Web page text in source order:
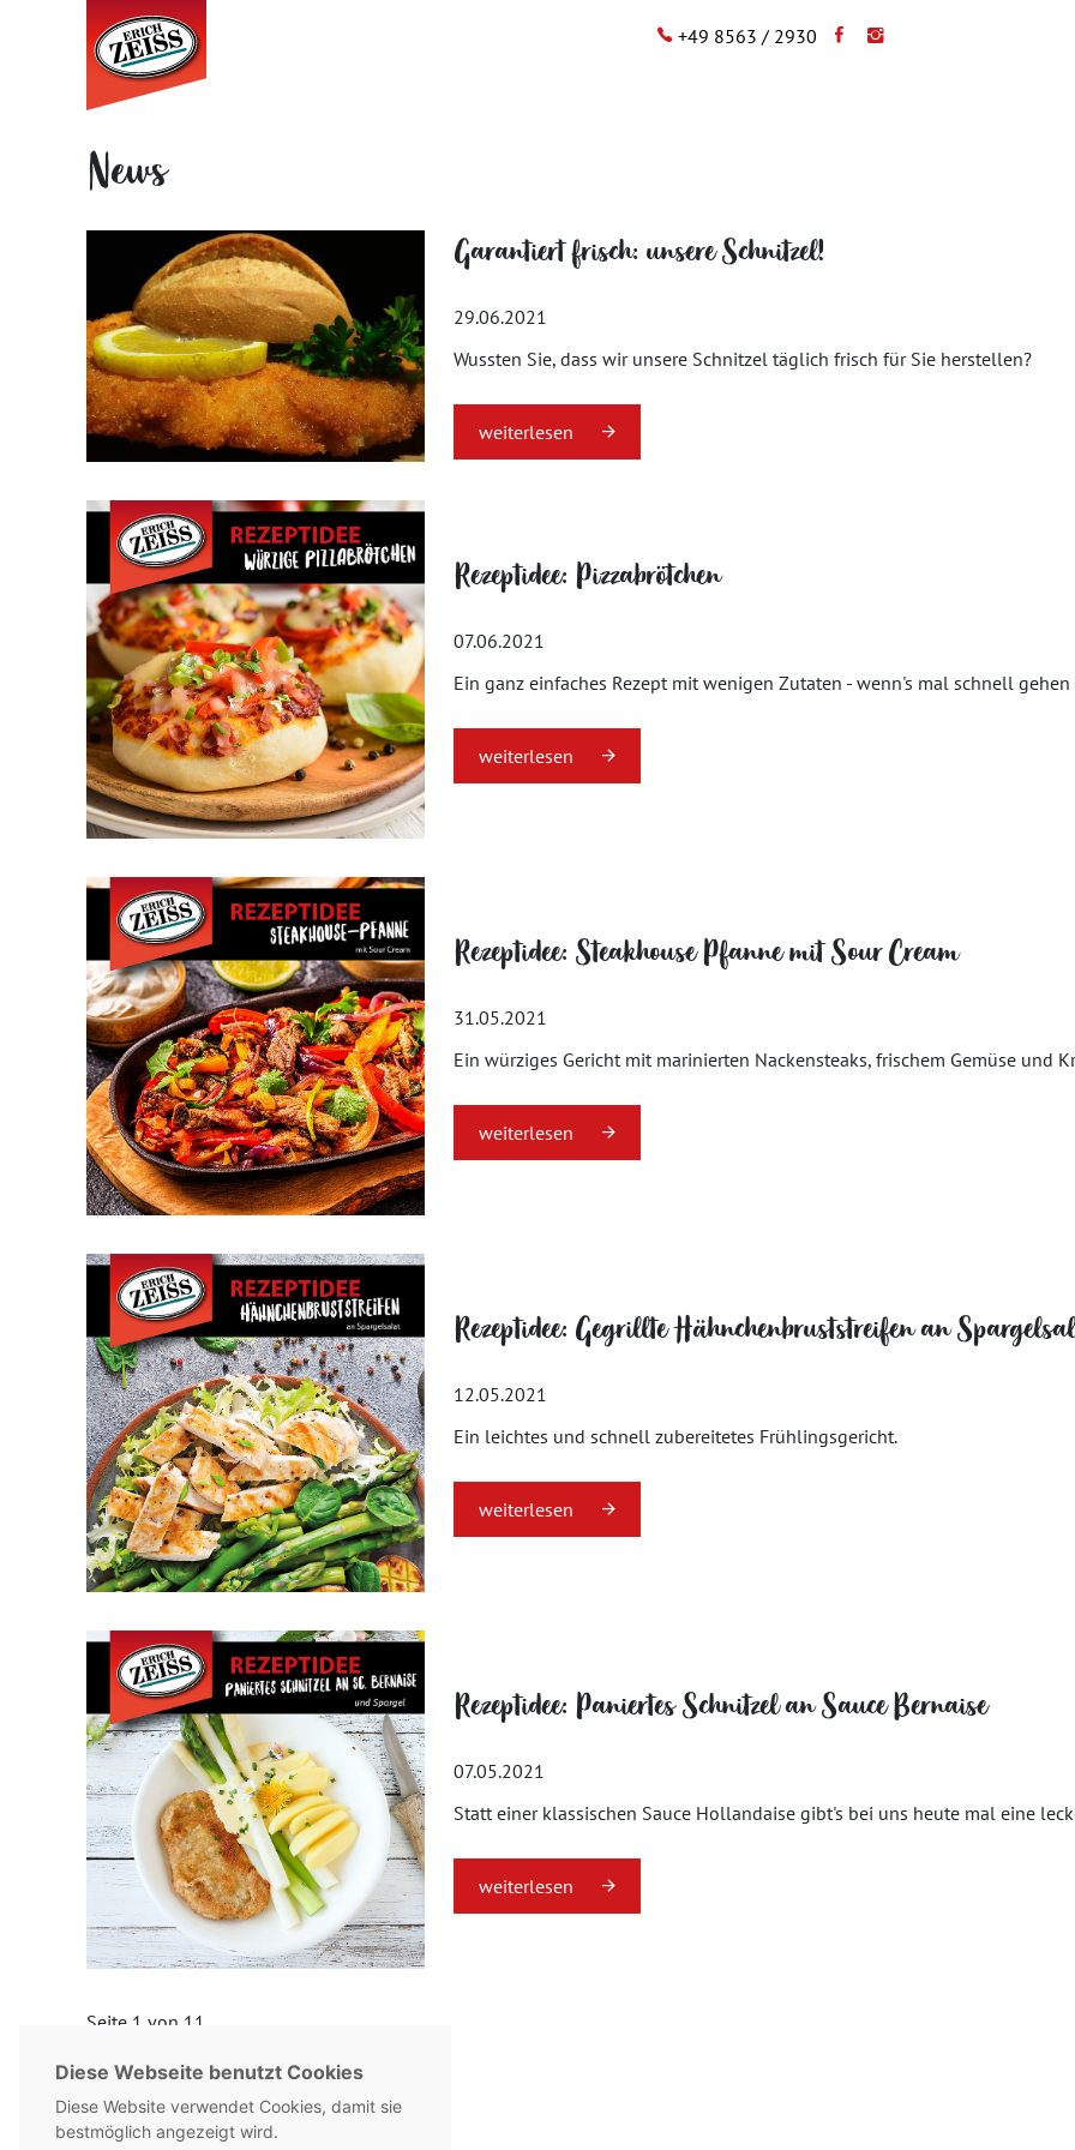
+49 8563 / 2930
News
Garantiert frisch: unsere Schnitzel!
29.06.2021
Wussten Sie, dass wir unsere Schnitzel täglich frisch für Sie herstellen?
weiterlesen
Rezeptidee: Pizzabrötchen
07.06.2021
Ein ganz einfaches Rezept mit wenigen Zutaten - wenn's mal schnell gehen
weiterlesen
Rezeptidee: Steakhouse Pfanne mit Sour Cream
31.05.2021
Ein würziges Gericht mit marinierten Nackensteaks, frischem Gemüse und
weiterlesen
Rezeptidee: Gegrillte Hähnchenbruststreifen an
12.05.2021
Ein leichtes und schnell zubereitetes Frühlingsgericht.
weiterlesen
Rezeptidee: Paniertes Schnitzel an Sauce Bernaise
07.05.2021
Statt einer klassischen Sauce Hollandaise gibt's bei uns heute mal eine
weiterlesen
Seite 1 von 11.
Diese Webseite benutzt Cookies
Diese Website verwendet Cookies, damit sie
bestmöglich angezeigt wird.